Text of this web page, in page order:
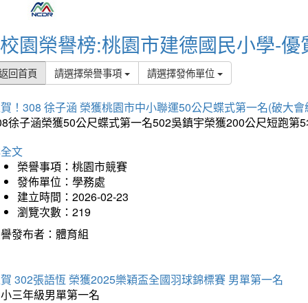
校園榮譽榜:桃園市建德國民小學-優
回首頁 請選擇榮譽事項 請選擇發佈單位
！308 徐子涵 榮獲桃園市中小聯運50公尺蝶式第一名(破大會
徐子涵榮獲50公尺蝶式第一名502吳鎮宇榮獲200公尺短跑
文
榮譽事項：桃園市競賽
發佈單位：學務處
建立時間：2026-02-23
瀏覽次數：219
發布者：體育組
302張語恆 榮獲2025樂穎盃全國羽球錦標賽 男單第一名
三年級男單第一名